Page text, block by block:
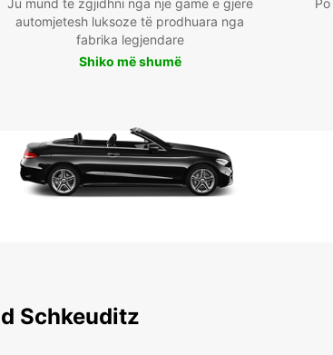
Ju mund të zgjidhni nga një gamë e gjerë
automjetesh luksoze të prodhuara nga
fabrika legjendare
Shiko më shumë
Schkeuditz